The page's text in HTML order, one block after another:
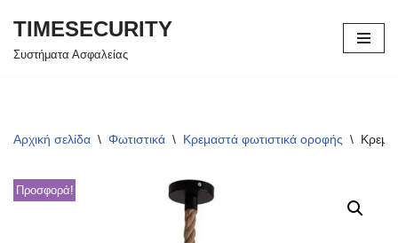
Μεταπηδήστε
TIMESECURITY
Συστήματα Ασφαλείας
Αρχική σελίδα \ Φωτιστικά \ Κρεμαστά φωτιστικά οροφής \
Προσφορά!